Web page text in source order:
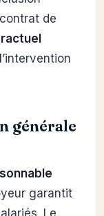
de
générale
garantit